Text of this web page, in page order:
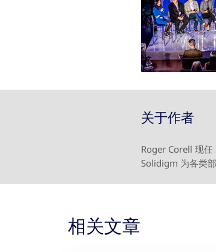
关于作者
Roger Corell 现
Solidigm 为各类
相关文章